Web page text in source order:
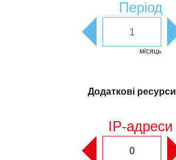
Період
місяць
Додаткові ресурси
IP-адреси